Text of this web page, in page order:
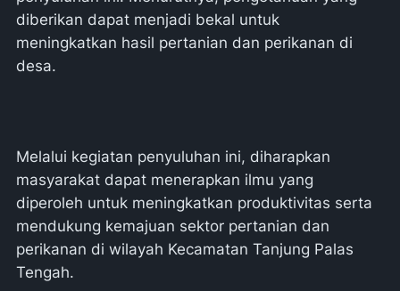
diberikan dapat menjadi bekal untuk
meningkatkan hasil pertanian dan perikanan di
desa.
Melalui kegiatan penyuluhan ini, diharapkan
masyarakat dapat menerapkan ilmu yang
diperoleh untuk meningkatkan produktivitas serta
mendukung kemajuan sektor pertanian dan
perikanan di wilayah Kecamatan Tanjung Palas
Tengah.